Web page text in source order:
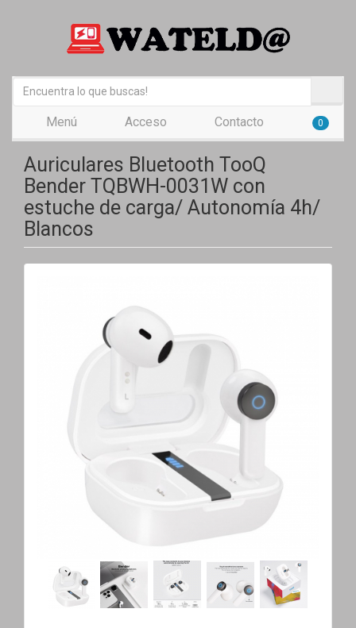
Menú Acceso Contacto 0
Auriculares Bluetooth TooQ
Bender TQBWH-0031W con
estuche de carga/ Autonomía 4h/
Blancos